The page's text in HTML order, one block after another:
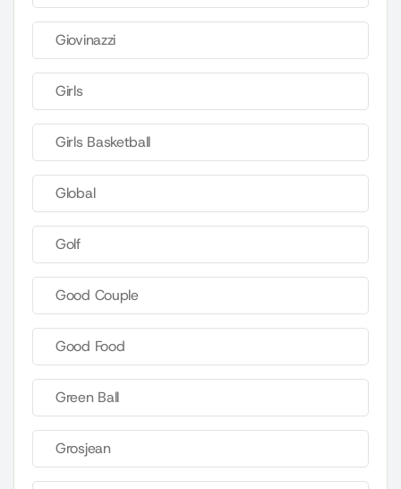
Giovinazzi
Girls
Girls Basketball
Global
Golf
Good Couple
Good Food
Green Ball
Grosjean